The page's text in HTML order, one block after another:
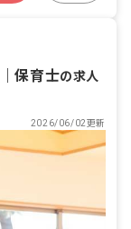
｜保育士の求人
2026/06/02更新